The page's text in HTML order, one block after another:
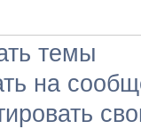
темы
на